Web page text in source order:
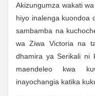
Akizungumza wakati
hiyo inalenga kuondoa
sambamba na
wa Ziwa Victoria na
dhamira ya Serikali ni
maendeleo kwa
inayochangia katika